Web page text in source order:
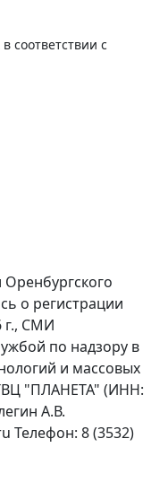
соответствии с
о регистрации
г., СМИ
по надзору в
и массовых
"ПЛАНЕТА" (ИНН:
А.В.
Телефон: 8 (3532)